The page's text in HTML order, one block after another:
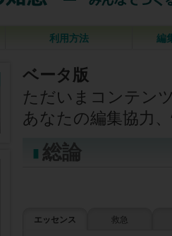
利用方法 編
ベータ版
ただいまコンテン
あなたの編集協力
総論
エッセンス 救急